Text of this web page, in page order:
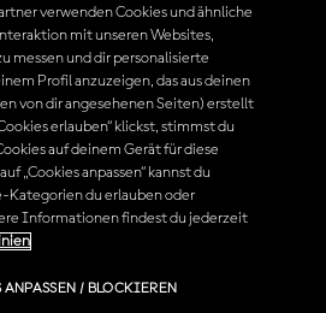
Kaufrichtlinie
App herunterladen
Group. Alle Rechte vorbehalten.
verwenden Cookies und ähnliche
mit unseren Websites,
messen und dir personalisierte
Profil anzuzeigen, das aus deinen
von dir angesehenen Seiten) erstellt
erlauben“ klickst, stimmst du
auf deinem Gerät für diese
„Cookies anpassen“ kannst du
Kategorien du erlauben oder
Informationen findest du jederzeit
/ BLOCKIEREN